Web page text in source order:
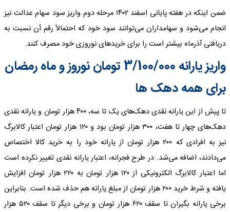
ضمن اینکه در هفته پایانی اسفند ۱۴۰۲ مرحله دوم واریز سود سهام عدالت نیز
انجام می‌شود و سهامداران می‌توانند سود خود که احتمالاً رقم آن نسبت به
دریافتی آذرماه بیشتر است را برای خریدهای نوروزی خود مصرف کنند.
واریز یارانه 3/100/000 تومان نوروز و ماه رمضان
برای همه دهک ها
تا پیش از این یارانه نقدی دهک‌های یک تا سه، ۴۰۰ هزار تومان و یارانه نقدی
دهک‌های چهار تا هفت، ۳۰۰ هزار تومان بود و ۱۲۰ هزار تومان اعتبار کالابرگ
نیز به افرادی که ۲۰۰ هزار تومان از یارانه خود را به خرید کالا اختصاص
می‌دادند، اضافه می‌شد. در طرح فجرانه، اعتبار یارانه نقدی تغییر نکرده است
اما اعتبار کالابرگ الکترونیکی از ۱۲۰ هزار تومان به ۲۲۰ هزار تومان افزایش
یافته و شرط خرید ۲۰۰ هزار تومان از مبلغ یارانه هم حذف شده است. بنابراین
برخی یارانه بگیران تا سقف ۶۲۰ هزار تومان و برخی دیگر تا سقف ۵۲۰ هزار